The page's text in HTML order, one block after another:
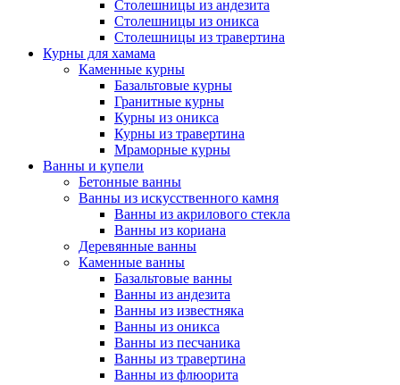
Столешницы из андезита
Столешницы из оникса
Столешницы из травертина
Курны для хамама
Каменные курны
Базальтовые курны
Гранитные курны
Курны из оникса
Курны из травертина
Мраморные курны
Ванны и купели
Бетонные ванны
Ванны из искусственного камня
Ванны из акрилового стекла
Ванны из кориана
Деревянные ванны
Каменные ванны
Базальтовые ванны
Ванны из андезита
Ванны из известняка
Ванны из оникса
Ванны из песчаника
Ванны из травертина
Ванны из флюорита